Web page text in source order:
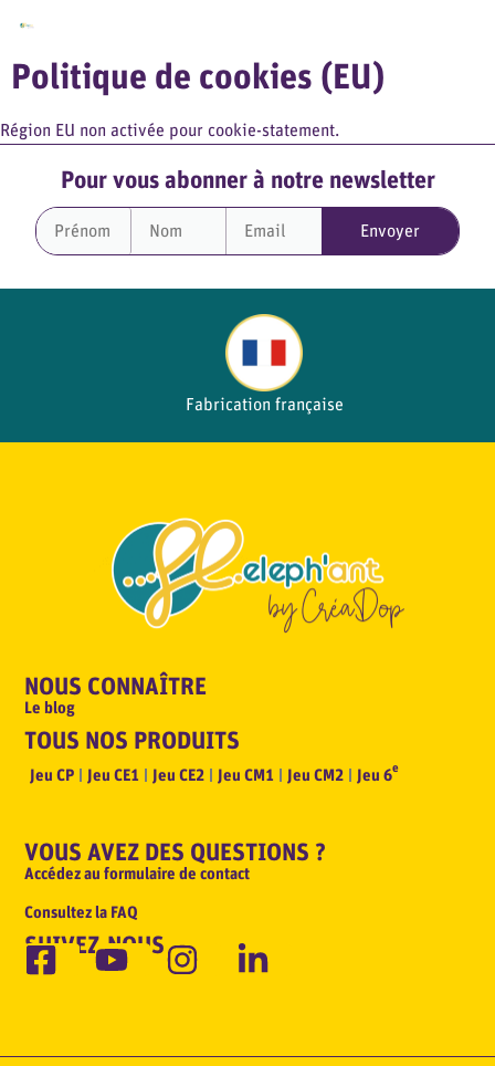
Politique de cookies (EU)
Région EU non activée pour cookie-statement.
Pour vous abonner à notre newsletter
Fabrication française
NOUS CONNAÎTRE
Le blog
TOUS NOS PRODUITS
Jeu CP Jeu CE1 Jeu CE2 Jeu CM1 Jeu CM2 Jeu 6e
VOUS AVEZ DES QUESTIONS ?
Accédez au formulaire de contact
Consultez la FAQ
SUIVEZ-NOUS